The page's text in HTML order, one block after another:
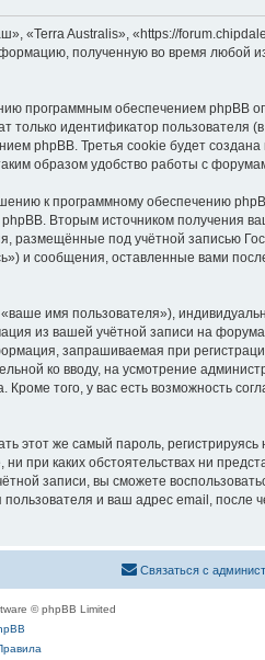
«Terra Australis», «https://
полученную во время любой
программным обеспечением phpBB
идентификатор пользователя
phpBB. Третья cookie будет
образом удобство работы с
к программному обеспечению
Вторым источником получения
размещённые под учётной записью
и сообщения, оставленные вами
имя пользователя»),
из вашей учётной записи на
запрашиваемая при
ко вводу, на усмотрение
того, у вас есть возможность
же самый пароль, регистрируясь
при каких обстоятельствах ни
записи, вы сможете
и ваш адрес email, после
Связаться с админист
© phpBB Limited